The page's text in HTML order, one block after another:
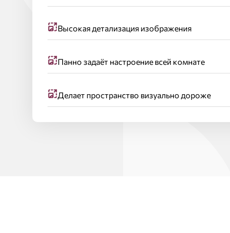
Высокая детализация изображения
Панно задаёт настроение всей комнате
Делает пространство визуально дороже